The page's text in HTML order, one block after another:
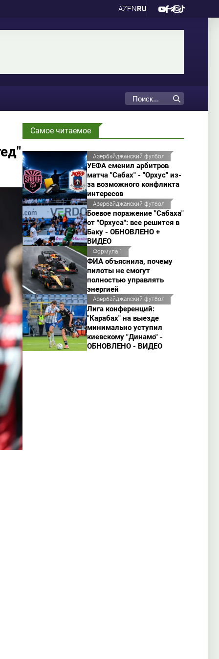
AZENRU
Самое читаемое
Азербайджанский футбол
УЕФА сменил арбитров
матча "Сабах" - "Орхус" из-
за возможного конфликта
интересов
Азербайджанский футбол
Боевое поражение "Сабаха"
от "Орхуса": все решится в
Баку - ОБНОВЛЕНО +
ВИДЕО
Формула 1
ФИА объяснила, почему
пилоты не смогут
полностью управлять
энергией
Азербайджанский футбол
Лига конференций:
"Карабах" на выезде
минимально уступил
киевскому "Динамо" -
ОБНОВЛЕНО - ВИДЕО